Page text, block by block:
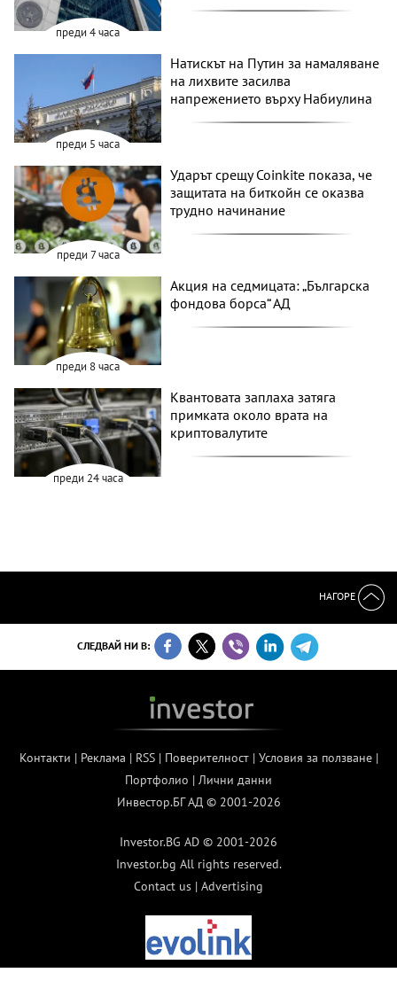
преди 4 часа
преди 5 часа
Натискът на Путин за намаляване
на лихвите засилва
напрежението върху Набиулина
преди 7 часа
Ударът срещу Coinkite показа, че
защитата на биткойн се оказва
трудно начинание
преди 8 часа
Акция на седмицата: „Българска
фондова борса“ АД
преди 24 часа
Квантовата заплаха затяга
примката около врата на
криптовалутите
НАГОРЕ
СЛЕДВАЙ НИ В:
Контакти | Реклама | RSS| Поверителност| Условия за ползване|
Портфолио | Лични данни
Инвестор.БГ АД © 2001-2026
Investor.BG AD © 2001-2026
Investor.bg All rights reserved.
Contact us | Advertising